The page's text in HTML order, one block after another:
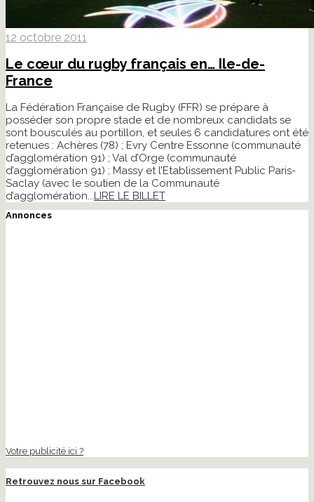
12 octobre 2011
Le cœur du rugby français en… Ile-de-
France
La Fédération Française de Rugby (FFR) se prépare à
posséder son propre stade et de nombreux candidats se
sont bousculés au portillon, et seules 6 candidatures ont été
retenues : Achères (78) ; Evry Centre Essonne (communauté
d’agglomération 91) ; Val d’Orge (communauté
d’agglomération 91) ; Massy et l’Etablissement Public Paris-
Saclay (avec le soutien de la Communauté
d’agglomération...LIRE LE BILLET
Annonces
Votre publicité ici ?
Retrouvez nous sur Facebook